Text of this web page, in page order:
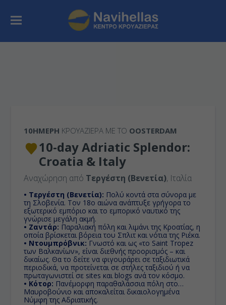
10ΉΜΕΡΗ ΚΡΟΥΑΖΙΕΡΑ ΜΕ ΤΟ OOSTERDAM
10-day Adriatic Splendor:
Croatia & Italy
Αναχώρηση από Τεργέστη (Βενετία), Ιταλία
• Τεργέστη (Βενετία): Πολύ κοντά στα σύνορα με
τη Σλοβενία. Τον 18ο αιώνα ανάπτυξε γρήγορα το
εξωτερικό εμπόριο και το εμπορικό ναυτικό της
γνώρισε μεγάλη ακμή.
• Ζαντάρ: Παραλιακή πόλη και λιμάνι της Κροατίας, η
οποία βρίσκεται βόρεια του Σπλιτ και νότια της Ριέκα.
• Ντουμπρόβνικ: Γνωστό και ως «το Saint Tropez
των Βαλκανίων», είναι διεθνής προορισμός – και
δικαίως. Θα το δείτε να φιγουράρει σε ταξιδιωτικά
περιοδικά, να προτείνεται σε στήλες ταξιδιού ή να
πρωταγωνιστεί σε sites και blogs ανά τον κόσμο.
• Κότορ: Πανέμορφη παραθαλάσσια πόλη στο
Μαυροβούνιο και αποκαλείται δικαιολογημένα
Νύμφη της Αδριατικής.